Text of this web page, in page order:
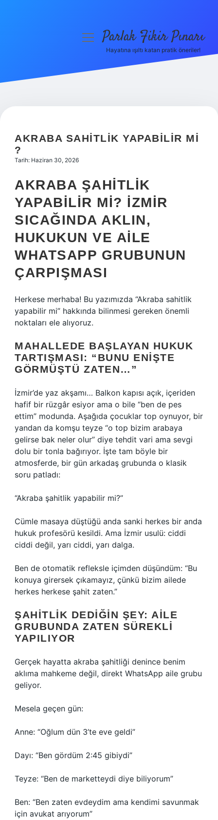
Hakkımızda
menüyüParlak Fikir Pınarı
Hayatına ışıltı katan pratik öneriler!
AKRABA SAHITLIK YAPABILIR MI
?
Tarih: Haziran 30, 2026
AKRABA ŞAHITLIK
YAPABILIR MI? İZMIR
SICAĞINDA AKLIN,
HUKUKUN VE AILE
WHATSAPP GRUBUNUN
ÇARPIŞMASI
Herkese merhaba! Bu yazımızda “Akraba sahitlik
yapabilir mi” hakkında bilinmesi gereken önemli
noktaları ele alıyoruz.
MAHALLEDE BAŞLAYAN HUKUK
TARTIŞMASI: “BUNU ENIŞTE
GÖRMÜŞTÜ ZATEN…”
İzmir’de yaz akşamı… Balkon kapısı açık, içeriden
hafif bir rüzgâr esiyor ama o bile “ben de pes
ettim” modunda. Aşağıda çocuklar top oynuyor, bir
yandan da komşu teyze “o top bizim arabaya
gelirse bak neler olur” diye tehdit vari ama sevgi
dolu bir tonla bağırıyor. İşte tam böyle bir
atmosferde, bir gün arkadaş grubunda o klasik
soru patladı:
“Akraba şahitlik yapabilir mi?”
Cümle masaya düştüğü anda sanki herkes bir anda
hukuk profesörü kesildi. Ama İzmir usulü: ciddi
ciddi değil, yarı ciddi, yarı dalga.
Ben de otomatik refleksle içimden düşündüm: “Bu
konuya girersek çıkamayız, çünkü bizim ailede
herkes herkese şahit zaten.”
ŞAHITLIK DEDIĞIN ŞEY: AILE
GRUBUNDA ZATEN SÜREKLI
YAPILIYOR
Gerçek hayatta akraba şahitliği denince benim
aklıma mahkeme değil, direkt WhatsApp aile grubu
geliyor.
Mesela geçen gün:
Anne: “Oğlum dün 3’te eve geldi”
Dayı: “Ben gördüm 2:45 gibiydi”
Teyze: “Ben de marketteydi diye biliyorum”
Ben: “Ben zaten evdeydim ama kendimi savunmak
için avukat arıyorum”